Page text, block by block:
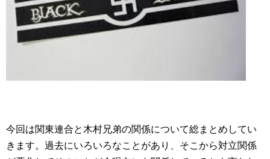
今回は関東連合と木村兄弟の関係について総まとめしてい
きます。過去にいろいろなことがあり、そこから対立関係